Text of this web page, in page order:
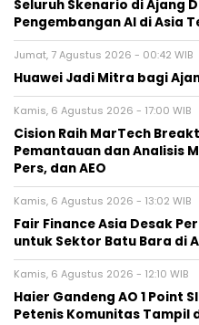
Seluruh Skenario di Ajang
Pengembangan AI di Asia
Jumat, 7 Agustus 2026 - 00:42 WIB
Huawei Jadi Mitra bagi
Kamis, 6 Agustus 2026 - 17:00 WIB
Cision Raih MarTech
Pemantauan dan Analisis
Pers, dan AEO
Kamis, 6 Agustus 2026 - 13:02 WIB
Fair Finance Asia Desak
untuk Sektor Batu Bara di
Kamis, 6 Agustus 2026 - 12:10 WIB
Haier Gandeng AO 1 Point
Petenis Komunitas Tampil